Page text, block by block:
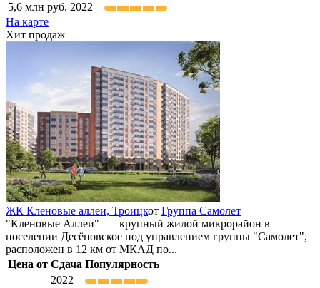
5,6 млн руб. 2022
На карте
Хит продаж
ЖК Кленовые аллеи, Троицкот Группа Самолет
"Кленовые Аллеи" — крупный жилой микрорайон в
поселении Десёновское под управлением группы "Самолет",
расположен в 12 км от МКАД по...
Цена от Сдача Популярность
2022